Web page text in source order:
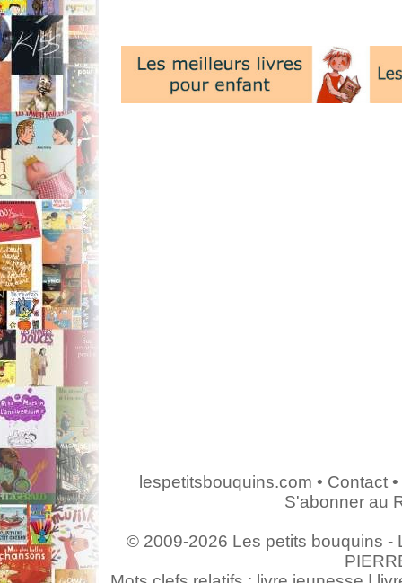
lespetitsbouquins.com • Contact•
S'abonner au
© 2009-2026 Les petits bouquins -